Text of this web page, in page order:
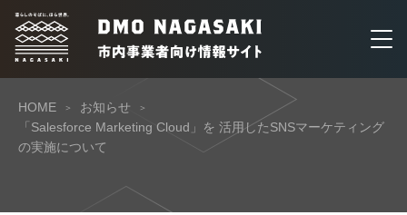
HOME
お知らせ
「Salesforce Marketing Cloud」を 活用したSNSマーケティング
の実施について